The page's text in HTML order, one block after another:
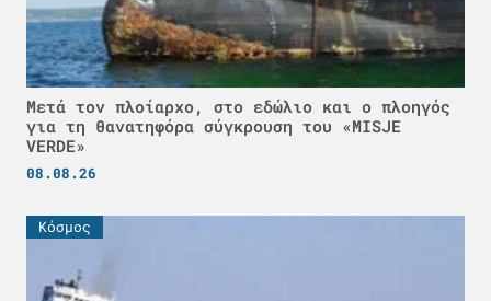
Μετά τον πλοίαρχο, στο εδώλιο και ο πλοηγός
για τη θανατηφόρα σύγκρουση του «MISJE
VERDE»
08.08.26
Κόσμος